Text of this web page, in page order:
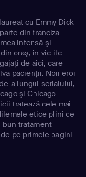
cu Emmy Dick
din franciza
intensă şi
oraş, în vieţile
de aici, care
pacienţii. Noii eroi
a lungul serialului,
şi Chicago
tratează cele mai
etice plini de
bun tratament
pe primele pagini
dramatice ale